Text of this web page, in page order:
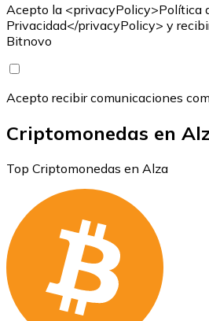
Acepto la <privacyPolicy>Política
Privacidad</privacyPolicy> y
Bitnovo
Acepto recibir comunicaciones
Criptomonedas en
Top Criptomonedas en Alza